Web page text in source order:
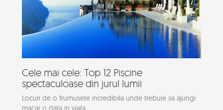
Cele mai cele: Top 12 Piscine
spectaculoase din jurul lumii
Locuri de o frumusete incredibila unde trebuie sa ajungi
macar o data in viata.